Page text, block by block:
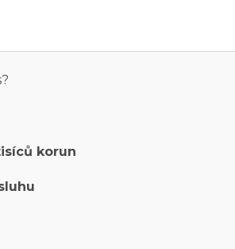
korun